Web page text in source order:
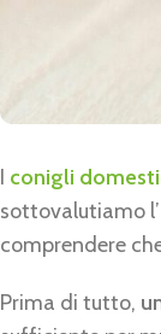
I conigli
sottovalutiamo
comprendere
Prima di tutto,